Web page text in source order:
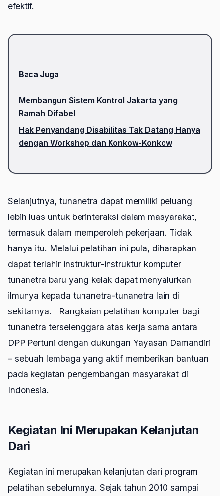
efektif.
Baca Juga
Membangun Sistem Kontrol Jakarta yang
Ramah Difabel
Hak Penyandang Disabilitas Tak Datang Hanya
dengan Workshop dan Konkow-Konkow
Selanjutnya, tunanetra dapat memiliki peluang
lebih luas untuk berinteraksi dalam masyarakat,
termasuk dalam memperoleh pekerjaan. Tidak
hanya itu. Melalui pelatihan ini pula, diharapkan
dapat terlahir instruktur-instruktur komputer
tunanetra baru yang kelak dapat menyalurkan
ilmunya kepada tunanetra-tunanetra lain di
sekitarnya. Rangkaian pelatihan komputer bagi
tunanetra terselenggara atas kerja sama antara
DPP Pertuni dengan dukungan Yayasan Damandiri
– sebuah lembaga yang aktif memberikan bantuan
pada kegiatan pengembangan masyarakat di
Indonesia.
Kegiatan Ini Merupakan Kelanjutan
Dari
Kegiatan ini merupakan kelanjutan dari program
pelatihan sebelumnya. Sejak tahun 2010 sampai